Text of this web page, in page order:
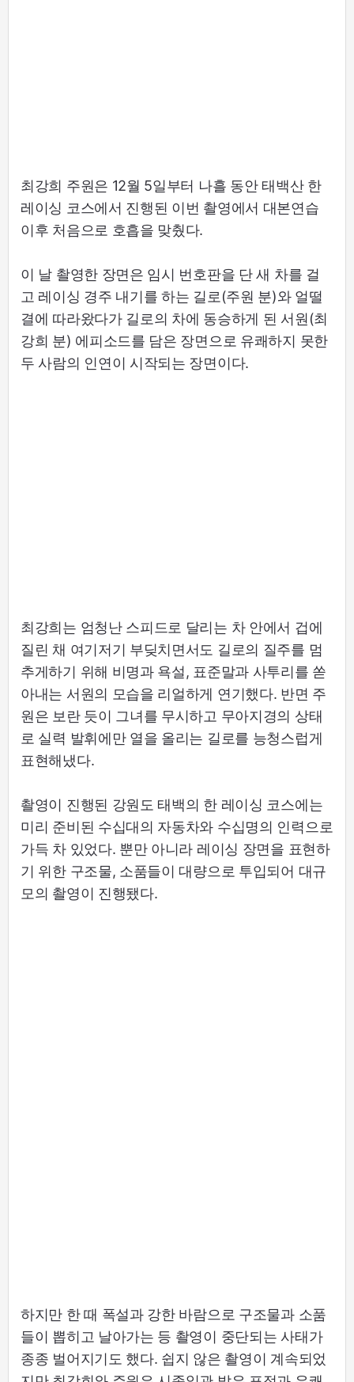
최강희 주원은 12월 5일부터 나흘 동안 태백산 한
레이싱 코스에서 진행된 이번 촬영에서 대본연습
이후 처음으로 호흡을 맞췄다.
이 날 촬영한 장면은 임시 번호판을 단 새 차를 걸
고 레이싱 경주 내기를 하는 길로(주원 분)와 얼떨
결에 따라왔다가 길로의 차에 동승하게 된 서원(최
강희 분) 에피소드를 담은 장면으로 유쾌하지 못한
두 사람의 인연이 시작되는 장면이다.
최강희는 엄청난 스피드로 달리는 차 안에서 겁에
질린 채 여기저기 부딪치면서도 길로의 질주를 멈
추게하기 위해 비명과 욕설, 표준말과 사투리를 쏟
아내는 서원의 모습을 리얼하게 연기했다. 반면 주
원은 보란 듯이 그녀를 무시하고 무아지경의 상태
로 실력 발휘에만 열을 올리는 길로를 능청스럽게
표현해냈다.
촬영이 진행된 강원도 태백의 한 레이싱 코스에는
미리 준비된 수십대의 자동차와 수십명의 인력으로
가득 차 있었다. 뿐만 아니라 레이싱 장면을 표현하
기 위한 구조물, 소품들이 대량으로 투입되어 대규
모의 촬영이 진행됐다.
하지만 한 때 폭설과 강한 바람으로 구조물과 소품
들이 뽑히고 날아가는 등 촬영이 중단되는 사태가
종종 벌어지기도 했다. 쉽지 않은 촬영이 계속되었